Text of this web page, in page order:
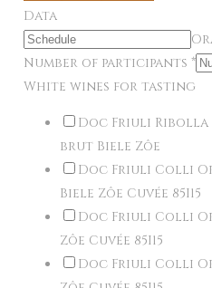
Data
Number of participants *
White wines for tasting
Doc Friuli Ribolla
brut Biele Zôe
Doc Friuli Colli
Biele Zôe Cuvée 85I15
Doc Friuli Colli
Zôe Cuvée 85I15
Doc Friuli Colli